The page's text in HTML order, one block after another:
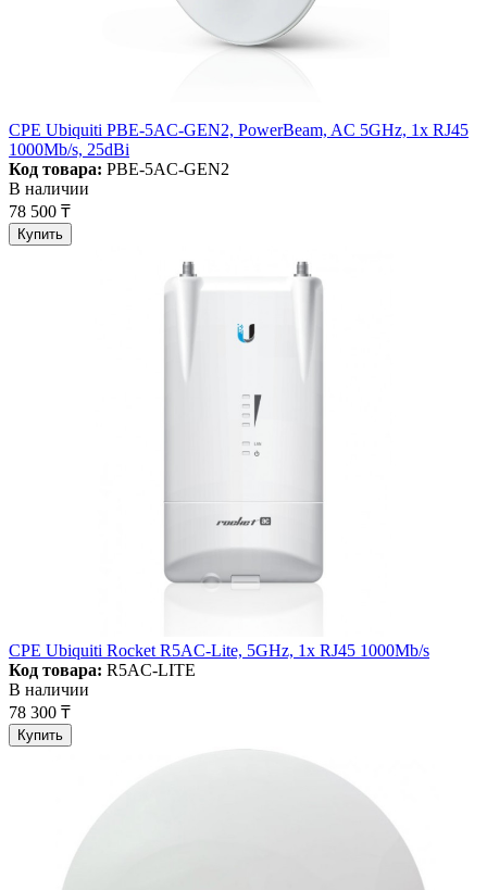
CPE Ubiquiti PBE-5AC-GEN2, PowerBeam, AC 5GHz, 1x RJ45
1000Mb/s, 25dBi
Код товара: PBE-5AC-GEN2
В наличии
78 500 ₸
Купить
CPE Ubiquiti Rocket R5AC-Lite, 5GHz, 1x RJ45 1000Mb/s
Код товара: R5AC-LITE
В наличии
78 300 ₸
Купить